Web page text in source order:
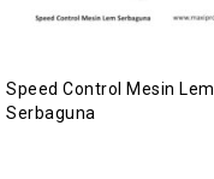
Speed Control Mesin Lem
Serbaguna